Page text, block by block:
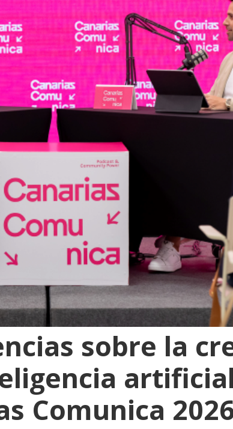
sobre la
Comunica